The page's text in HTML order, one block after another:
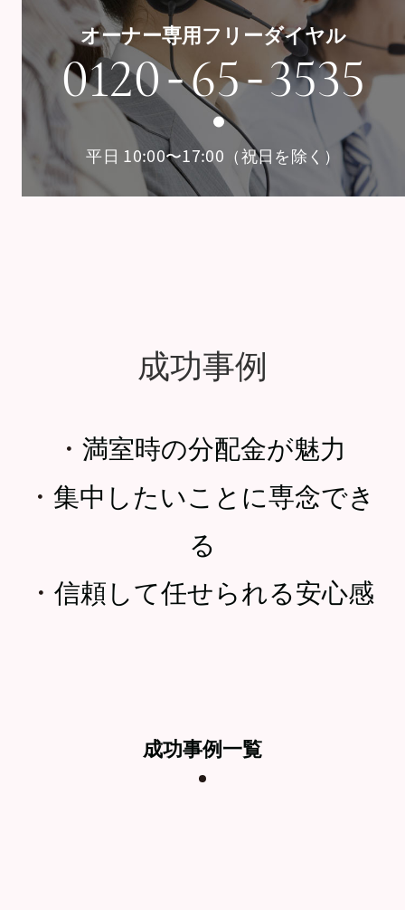
オーナー専用フリーダイヤル
0120-65-3535
平日 10:00〜17:00（祝日を除く）
成功事例
・ 満室時の分配金が魅力
・ 集中したいことに専念でき
る
・ 信頼して任せられる安心感
成功事例一覧